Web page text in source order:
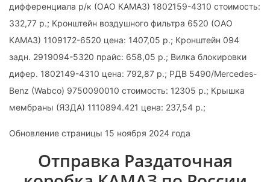
дифференциала р/к (ОАО КАМАЗ) 1802159-4310 стоимость:
332,77 р.; Кронштейн воздушного фильтра 6520 (ОАО
КАМАЗ) 1109172-6520 цена: 1407,05 р.; Кронштейн 094
задн. 2919094-5320 прайс: 658,05 р.; Вилка блокировки
дифер. 1802149-4310 цена: 792,87 р.; РДВ 5490/Mercedes-
Benz (Wabco) 9750090010 стоимость: 12305 р.; Крышка
мембраны (ЯЗДА) 1110894.421 цена: 237,54 р.;
Обновление страницы 15 ноября 2024 года
Отправка Раздаточная